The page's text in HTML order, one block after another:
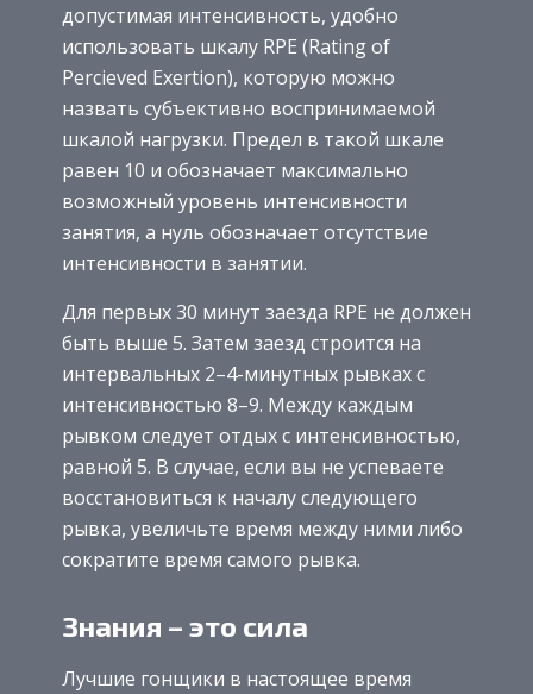
допустимая интенсивность, удобно
использовать шкалу RPE (Rating of
Percieved Exertion), которую можно
назвать субъективно воспринимаемой
шкалой нагрузки. Предел в такой шкале
равен 10 и обозначает максимально
возможный уровень интенсивности
занятия, а нуль обозначает отсутствие
интенсивности в занятии.
Для первых 30 минут заезда RPE не должен
быть выше 5. Затем заезд строится на
интервальных 2–4-минутных рывках с
интенсивностью 8–9. Между каждым
рывком следует отдых с интенсивностью,
равной 5. В случае, если вы не успеваете
восстановиться к началу следующего
рывка, увеличьте время между ними либо
сократите время самого рывка.
Знания – это сила
Лучшие гонщики в настоящее время